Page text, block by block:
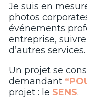
Je suis en
photos
événements
entreprise,
d’autres services.
Un projet se
demandant
projet : le SENS.